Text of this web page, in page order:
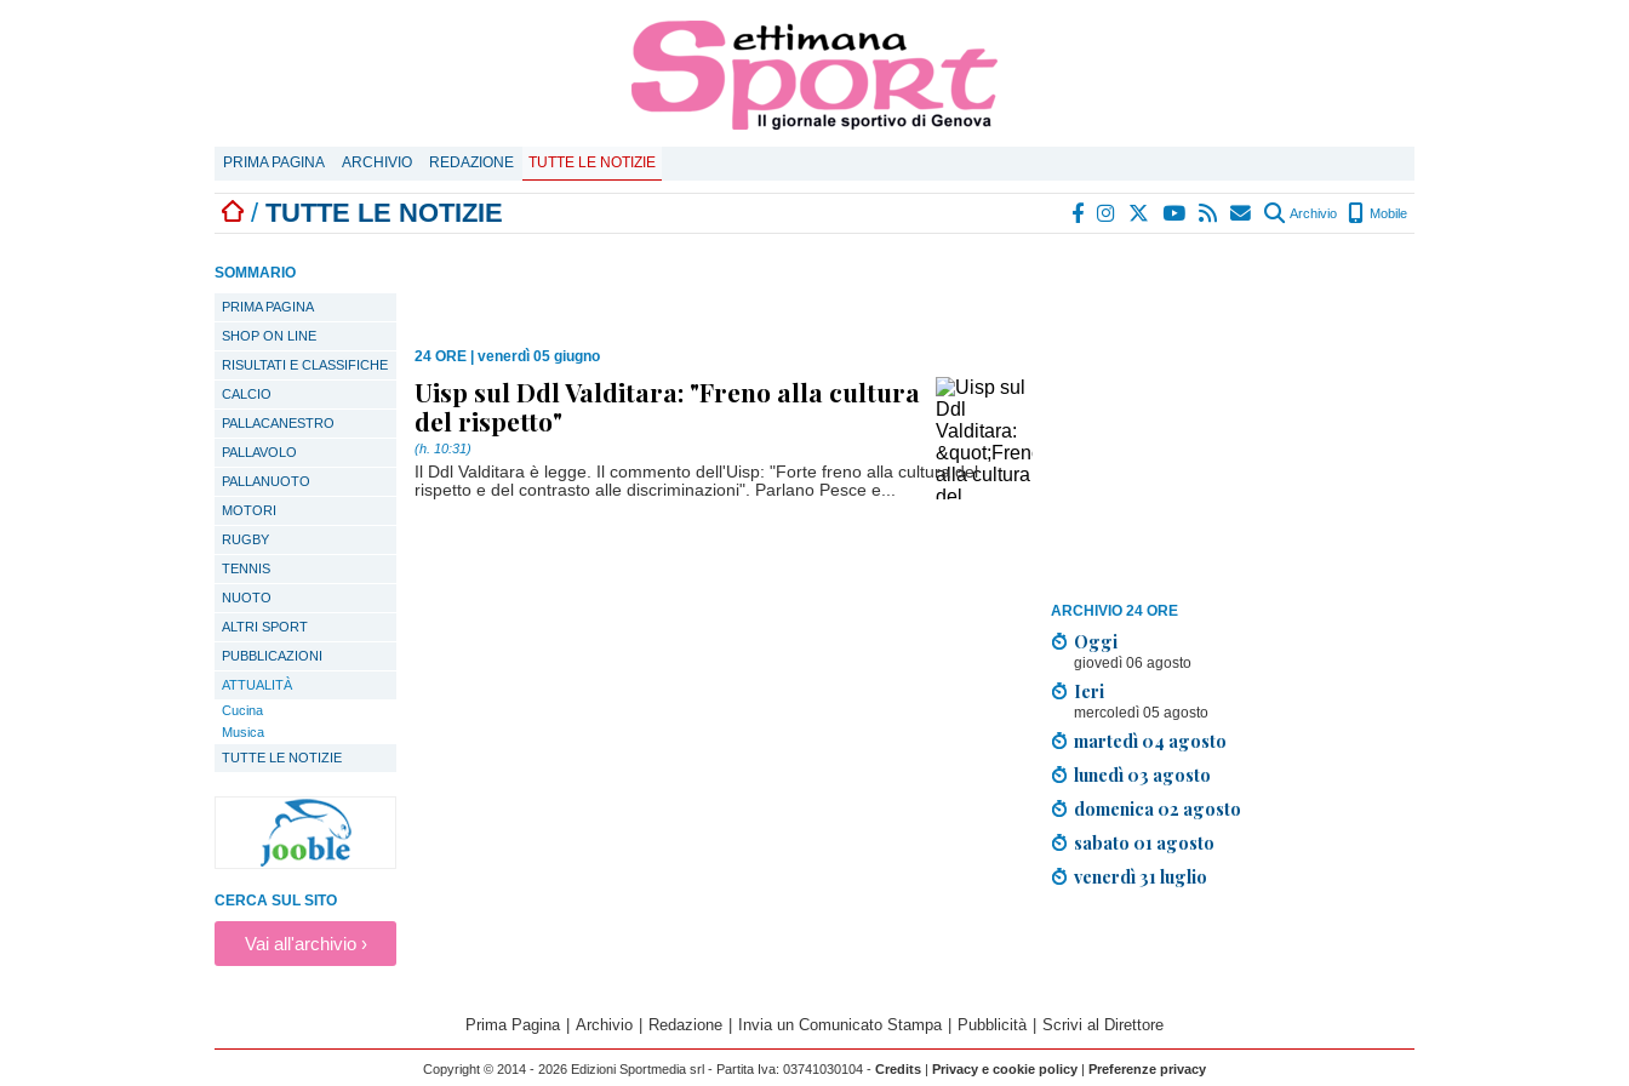
PRIMA PAGINA ARCHIVIO REDAZIONE TUTTE LE NOTIZIE
/ TUTTE LE NOTIZIE Archivio Mobile
ARCHIVIO 24 ORE
Oggi
giovedì 06 agosto
Ieri
mercoledì 05 agosto
martedì 04 agosto
lunedì 03 agosto
domenica 02 agosto
sabato 01 agosto
venerdì 31 luglio
SOMMARIO
PRIMA PAGINA
SHOP ON LINE
RISULTATI E CLASSIFICHE
CALCIO
PALLACANESTRO
PALLAVOLO
PALLANUOTO
MOTORI
RUGBY
TENNIS
NUOTO
ALTRI SPORT
PUBBLICAZIONI
ATTUALITÀ
Cucina
Musica
TUTTE LE NOTIZIE
CERCA SUL SITO
Vai all'archivio ›
24 ORE venerdì 05 giugno
Uisp sul Ddl Valditara: "Freno alla cultura
del rispetto"
(h. 10:31)
Il Ddl Valditara è legge. Il commento dell'Uisp: "Forte freno alla cultura del
rispetto e del contrasto alle discriminazioni". Parlano Pesce e...
Prima Pagina Archivio Redazione Invia un Comunicato Stampa Pubblicità Scrivi al Direttore
Copyright © 2014 - 2026 Edizioni Sportmedia srl - Partita Iva: 03741030104 - Credits | Privacy e cookie policy | Preferenze privacy